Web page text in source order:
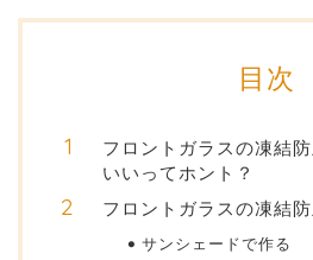
目次
フロントガラスの凍結
いいってホント？
フロントガラスの凍結
サンシェードで作る